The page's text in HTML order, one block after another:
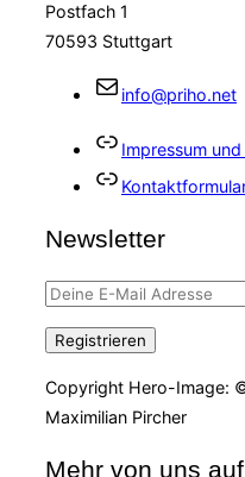
Postfach 1
70593 Stuttgart
info@priho.net
Impressum
Newsletter
Copyright Hero-Image:
Maximilian Pircher
Mehr von uns auf